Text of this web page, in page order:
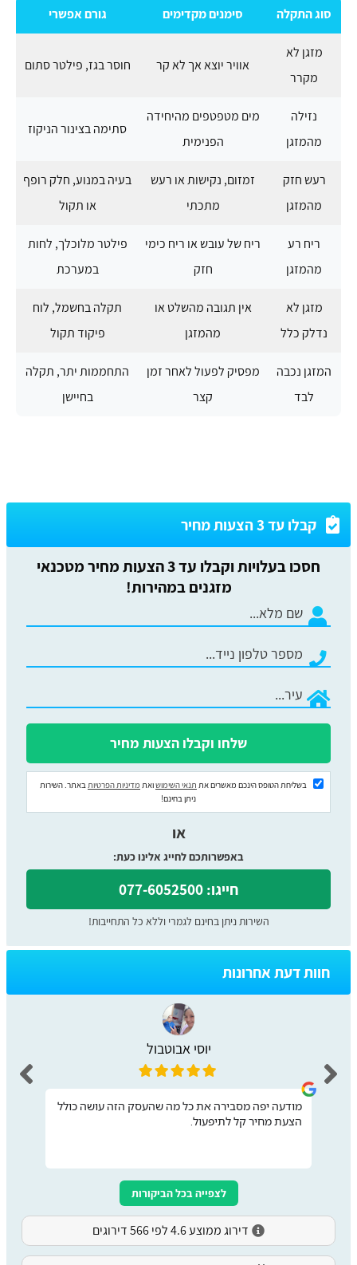
סוג התקלה סימנים מקדימים גורם אפשרי
מזגן לא
מקרר
אוויר יוצא אך לא קר חוסר בגז, פילטר סתום
נזילה
מהמזגן
מים מטפטפים מהיחידה
הפנימית
סתימה בצינור הניקוז
רעש חזק
מהמזגן
זמזום, נקישות או רעש
מתכתי
בעיה במנוע, חלק רופף
או תקול
ריח רע
מהמזגן
ריח של עובש או ריח כימי
חזק
פילטר מלוכלך, לחות
במערכת
מזגן לא
נדלק כלל
אין תגובה מהשלט או
מהמזגן
תקלה בחשמל, לוח
פיקוד תקול
המזגן נכבה
לבד
מפסיק לפעול לאחר זמן
קצר
התחממות יתר, תקלה
בחיישן
קבלו עד 3 הצעות מחיר
חסכו בעלויות וקבלו עד 3 הצעות מחיר מטכנאי
מזגנים במהירות!
בשליחת הטופס הינכם מאשרים את תנאי השימושואת מדיניות הפרטיותבאתר. השירות
ניתן בחינם!
או
באפשרותכם לחייג אלינו כעת:
חייגו: 077-6052500
השירות ניתן בחינם לגמרי וללא כל התחייבות!
חוות דעת אחרונות
יוסי אבוטבול
מודעה יפה מסבירה את כל מה שהעסק הזה עושה כולל
הצעת מחיר קל לתיפעול.
לצפייה בכל הביקורות
דירוג ממוצע 4.6 לפי 566 דירוגים